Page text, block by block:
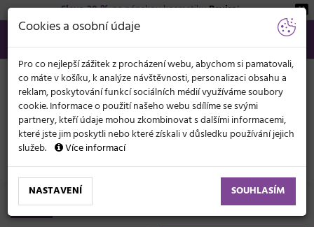
Sleva 20 %na pánskou kosmetikuBeviro!
566 440 099
info@svetkadernictvi.cz
Po−pá: 8−17
Vše o nákupu Kč
KATEGORIE
MENU
Ostatní
Ostatní produkty Sibel
Cookies a osobní údaje
Pro co nejlepší zážitek z procházení webu, abychom si pamatovali,
co máte v košíku, k analýze návštěvnosti, personalizaci obsahu a
reklam, poskytování funkcí sociálních médií využíváme soubory
cookie. Informace o použití našeho webu sdílíme se svými
partnery, kteří údaje mohou zkombinovat s dalšími informacemi,
které jste jim poskytli nebo které získali v důsledku používání jejich
služeb.
Více informací
NASTAVENÍ SOUHLASÍM